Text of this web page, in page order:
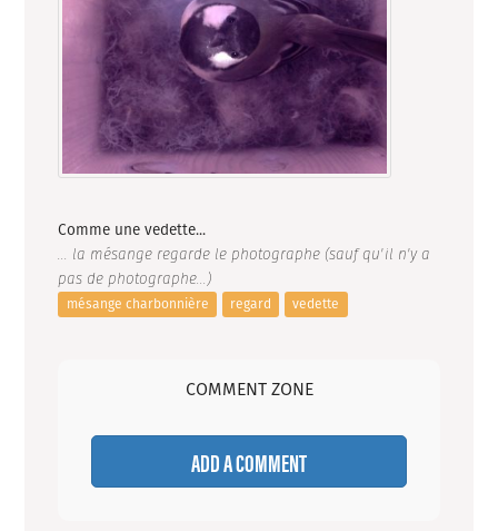
Comme une vedette...
... la mésange regarde le photographe (sauf qu'il n'y a
pas de photographe...)
mésange charbonnière regard vedette
COMMENT ZONE
ADD A COMMENT